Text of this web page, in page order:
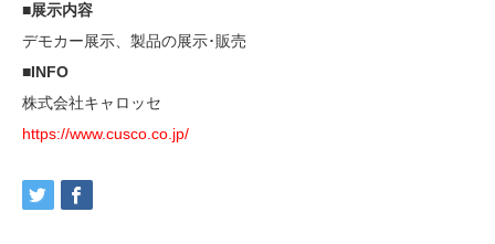
■展示内容
デモカー展示、製品の展示･販売
■INFO
株式会社キャロッセ
https://www.cusco.co.jp/